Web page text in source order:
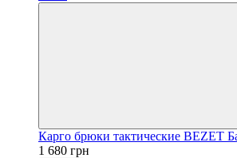
Карго брюки тактические BEZET
1 680 грн